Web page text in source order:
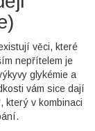
věci, které
nepřítelem je
glykémie a
vám sice dají
který v kombinaci